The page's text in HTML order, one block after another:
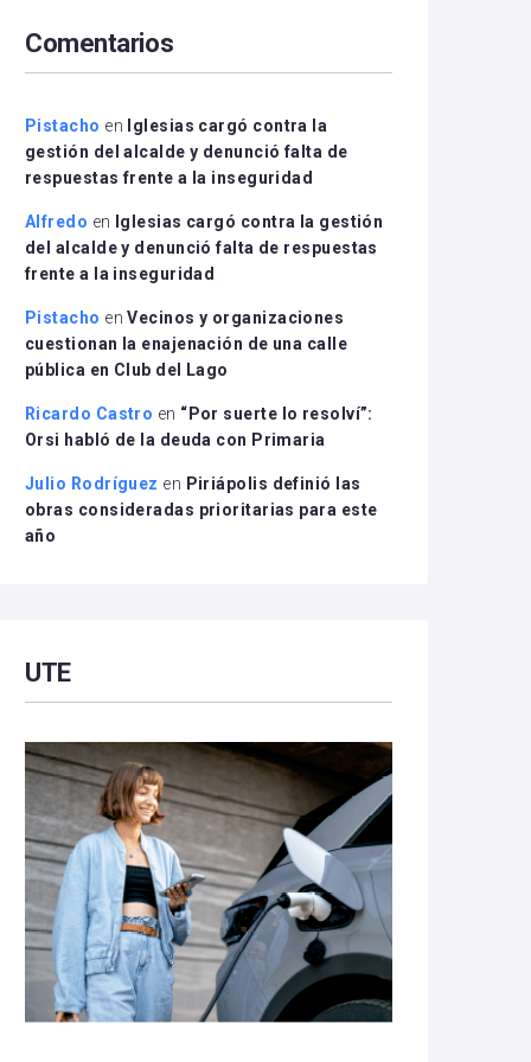
disminuir
el
Comentarios
Pistacho en
Iglesias cargó contra la
gestión del alcalde y denunció falta de
respuestas frente a la inseguridad
Alfredo en
Iglesias cargó contra la gestión
del alcalde y denunció falta de respuestas
frente a la inseguridad
Pistacho enVecinos y organizaciones
cuestionan la enajenación de una calle
pública en Club del Lago
Ricardo Castro en “Por suerte lo resolví”:
Orsi habló de la deuda con Primaria
Julio Rodríguez en Piriápolis definió las
obras consideradas prioritarias para este
año
UTE